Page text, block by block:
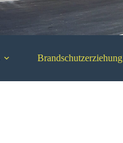
Brandschutzerziehung